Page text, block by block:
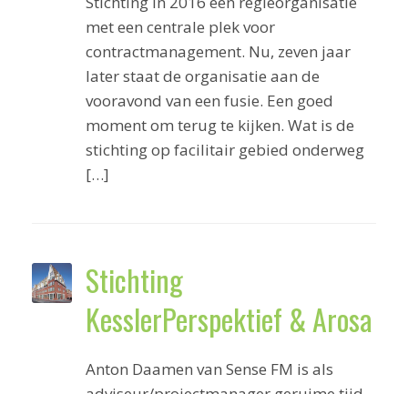
met een centrale plek voor
contractmanagement. Nu, zeven jaar
later staat de organisatie aan de
vooravond van een fusie. Een goed
moment om terug te kijken. Wat is de
stichting op facilitair gebied onderweg
[…]
Stichting
KesslerPerspektief & Arosa
Anton Daamen van Sense FM is als